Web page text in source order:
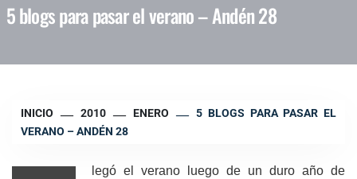
5 blogs para pasar el verano – Andén 28
INICIO 2010 ENERO
5 BLOGS PARA PASAR EL
VERANO – ANDÉN 28
legó el verano luego de un duro año de